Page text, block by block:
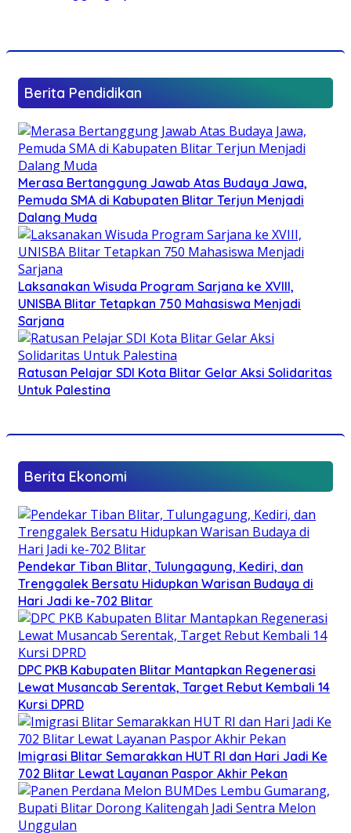
Berita Pendidikan
Merasa Bertanggung Jawab Atas Budaya Jawa,
Pemuda SMA di Kabupaten Blitar Terjun Menjadi
Dalang Muda
Laksanakan Wisuda Program Sarjana ke XVIII,
UNISBA Blitar Tetapkan 750 Mahasiswa Menjadi
Sarjana
Ratusan Pelajar SDI Kota Blitar Gelar Aksi Solidaritas
Untuk Palestina
Berita Ekonomi
Pendekar Tiban Blitar, Tulungagung, Kediri, dan
Trenggalek Bersatu Hidupkan Warisan Budaya di
Hari Jadi ke-702 Blitar
DPC PKB Kabupaten Blitar Mantapkan Regenerasi
Lewat Musancab Serentak, Target Rebut Kembali 14
Kursi DPRD
Imigrasi Blitar Semarakkan HUT RI dan Hari Jadi Ke
702 Blitar Lewat Layanan Paspor Akhir Pekan